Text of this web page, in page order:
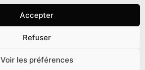
Accepter
Refuser
Voir les préférences